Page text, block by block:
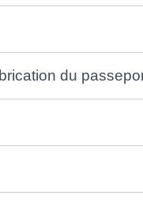
du